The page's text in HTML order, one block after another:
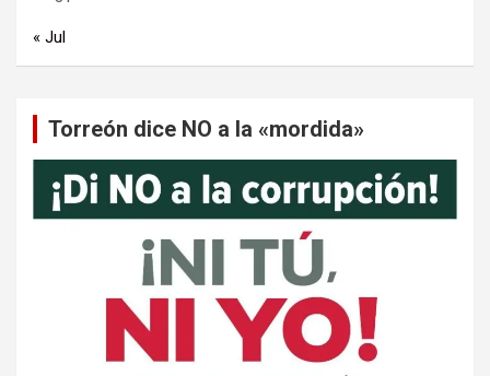
« Jul
Torreón dice NO a la «mordida»